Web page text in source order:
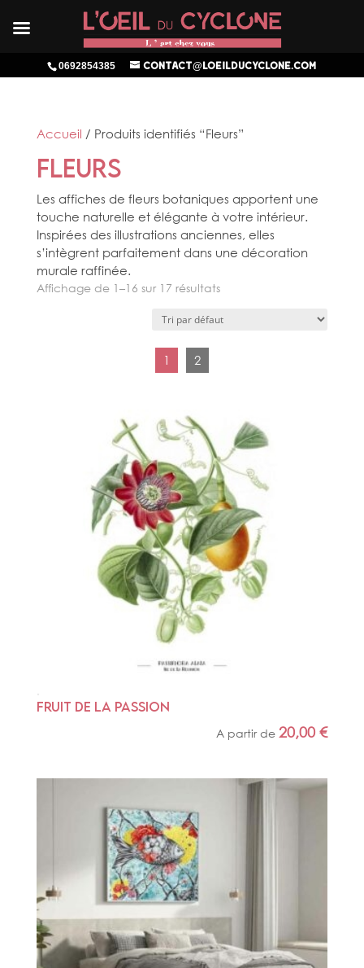
0692854385 contact@loeilducyclone.com
Accueil / Produits identifiés “Fleurs”
Fleurs
Les affiches de fleurs botaniques apportent une
touche naturelle et élégante à votre intérieur.
Inspirées des illustrations anciennes, elles
s’intègrent parfaitement dans une décoration
murale raffinée.
Affichage de 1–16 sur 17 résultats
1 2
FRUIT DE LA PASSION
A partir de20,00€